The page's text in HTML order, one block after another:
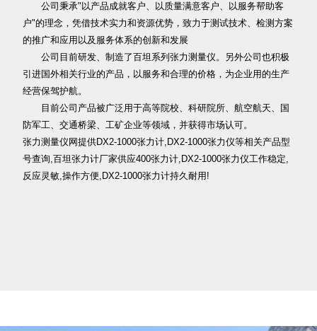
公司秉承"以产品成就客户、以质量满意客户、以服务帮助客
户"的理念，凭借技术实力和资源优势，致力于测试技术、检测方案
的推广和应用以及服务体系的创新和发展
公司目前研发、制造了百坦系列张力测量仪。另外公司也积极
引进国外相关行业的产品，以服务和合理的价格，为企业用的生产
经营保驾护航。
目前公司产品被广泛用于高等院校、科研院所、航空航天、国
防军工、交通桥梁、工矿企业等领域，并获得市场认可。
张力测量仪网提供DX2-1000张力计,DX2-1000张力仪等相关产品型
号查询,百坦张力计厂家供应400张力计,DX2-1000张力仪工作稳定,
反应灵敏,操作方便,DX2-1000张力计持久耐用!